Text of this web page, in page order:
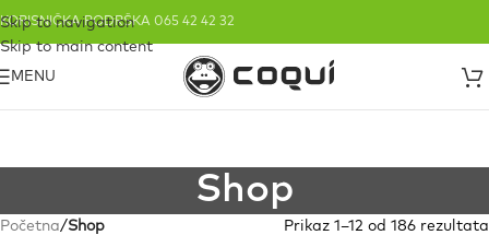
Skip to navigation
Skip to main content
KORISNIČKA PODRŠKA 065 42 42 32
MENU
Shop
Početna/Shop Prikaz 1–12 od 186 rezultata